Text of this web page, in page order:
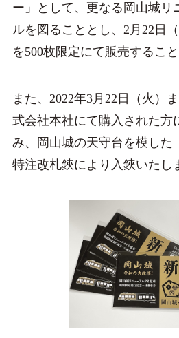
ー」として、更なる岡山城リ
ルを図ることとし、2月22日
を500枚限定にて販売するこ
また、2022年3月22日（火）
式会社本社にて購入された方
み、岡山城の天守台を模した
特注改札鋏により入鋏いたし